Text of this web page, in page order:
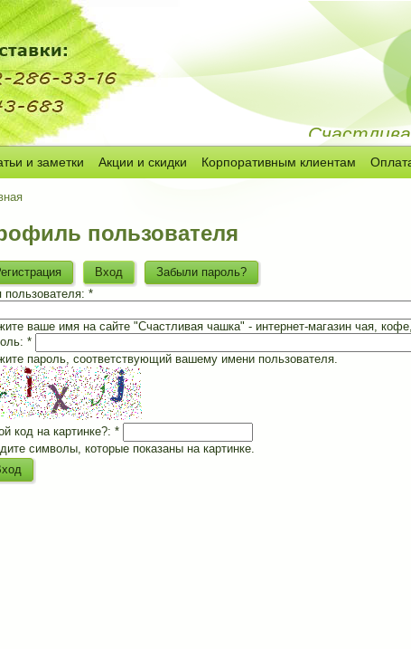
и заметки Акции и скидки Корпоративным клиентам
пользователя
Вход
Забыли пароль?
пользователя: *
ваше имя на сайте "Счастливая чашка" - интернет-магазин чая,
*
пароль, соответствующий вашему имени пользователя.
код на картинке?: *
символы, которые показаны на картинке.